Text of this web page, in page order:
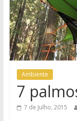
Ambiente
7
7 de Julho, 2015